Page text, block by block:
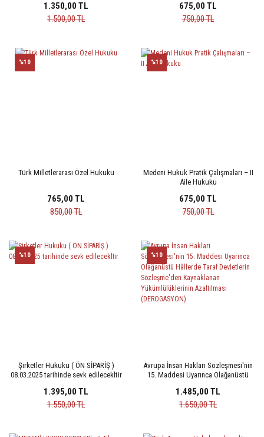
1.350,00 TL
1.500,00 TL
675,00 TL
750,00 TL
Türk Milletlerarası Özel Hukuku
%10
765,00 TL
850,00 TL
Medeni Hukuk Pratik Çalışmaları – II
Aile Hukuku
%10
675,00 TL
750,00 TL
Şirketler Hukuku ( ÖN SİPARİŞ )
08.03.2025 tarihinde sevk edilecekltir
%10
1.395,00 TL
1.550,00 TL
Avrupa İnsan Hakları Sözleşmesi'nin
15. Maddesi Uyarınca Olağanüstü
Sözleşme'den Kaynaklanan
Yükümlülüklerinin Azaltılması
%10
1.485,00 TL
1.650,00 TL